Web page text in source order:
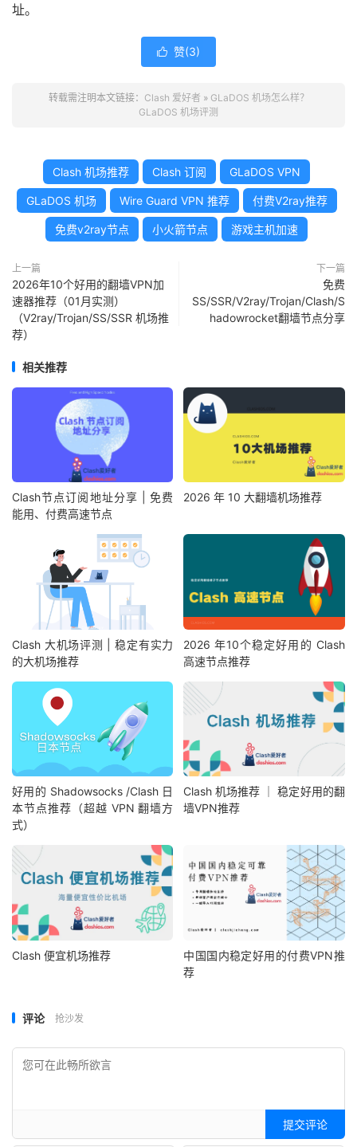
址。
 赞(3)
转载需注明本文链接： Clash 爱好者 » GLaDOS 机场怎么样？
GLaDOS 机场评测
Clash 机场推荐 Clash 订阅 GLaDOS VPN
GLaDOS 机场 Wire Guard VPN 推荐 付费V2ray推荐
免费v2ray节点 小火箭节点 游戏主机加速
上一篇
2026年10个好用的翻墙VPN加
速器推荐（01月实测）
（V2ray/Trojan/SS/SSR 机场推
荐）
下一篇
免费
SS/SSR/V2ray/Trojan/Clash/S
hadowrocket翻墙节点分享
相关推荐
Clash节点订阅地址分享 | 免费
能用、付费高速节点
2026 年 10 大翻墙机场推荐
Clash 大机场评测 | 稳定有实力
的大机场推荐
2026 年10个稳定好用的 Clash
高速节点推荐
好用的 Shadowsocks /Clash 日
本节点推荐（超越 VPN 翻墙方
式）
Clash 机场推荐 ｜ 稳定好用的翻
墙VPN推荐
Clash 便宜机场推荐
中国国内稳定好用的付费VPN推
荐
评论 抢沙发
提交评论